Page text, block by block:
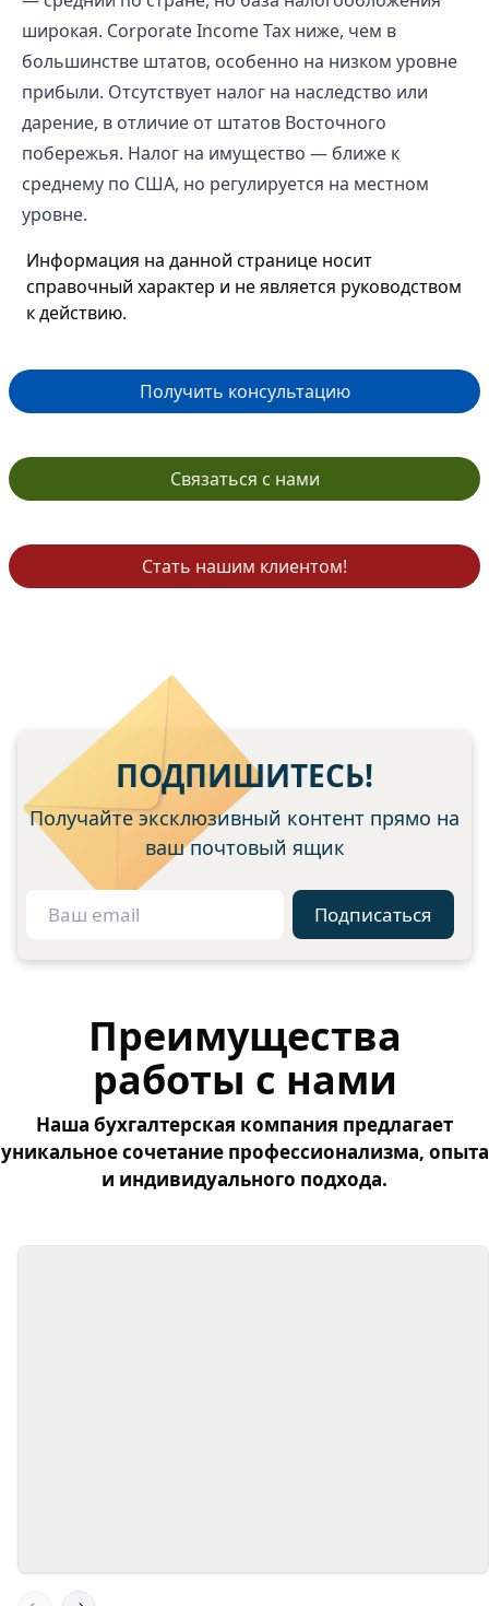
широкая. Corporate Income Tax ниже, чем в
большинстве штатов, особенно на низком уровне
прибыли. Отсутствует налог на наследство или
дарение, в отличие от штатов Восточного
побережья. Налог на имущество — ближе к
среднему по США, но регулируется на местном
уровне.
Информация на данной странице носит
справочный характер и не является руководством
к действию.
Получить консультацию
Связаться с нами
Стать нашим клиентом!
ПОДПИШИТЕСЬ!
Получайте эксклюзивный контент прямо на
ваш почтовый ящик
Подписаться
Преимущества
работы с нами
Наша бухгалтерская компания предлагает
уникальное сочетание профессионализма, опыта
и индивидуального подхода.